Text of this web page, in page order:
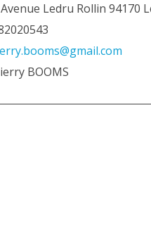
Ledru Rollin 94170
BOOMS